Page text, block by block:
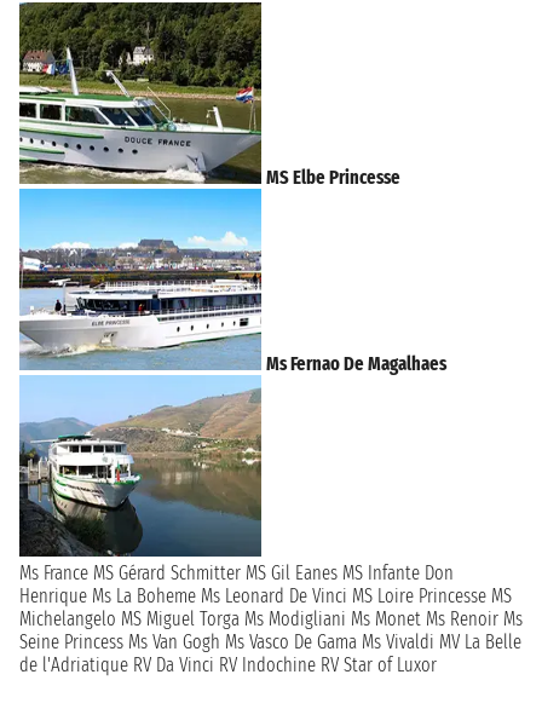
MS Elbe Princesse
Ms Fernao De Magalhaes
Ms France MS Gérard Schmitter MS Gil Eanes MS Infante Don
Henrique Ms La Boheme Ms Leonard De Vinci MS Loire Princesse MS
Michelangelo MS Miguel Torga Ms Modigliani Ms Monet Ms Renoir Ms
Seine Princess Ms Van Gogh Ms Vasco De Gama Ms Vivaldi MV La Belle
de l'Adriatique RV Da Vinci RV Indochine RV Star of Luxor